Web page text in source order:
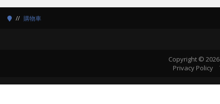
購物車
Copyright ©
Privacy Policy